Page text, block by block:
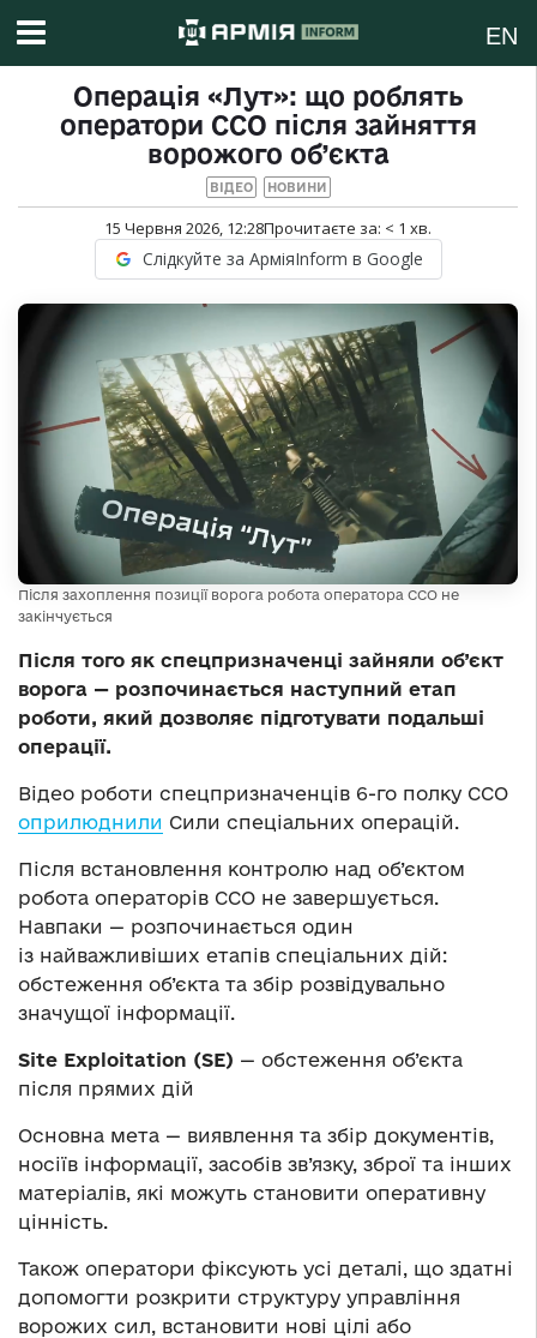
EN
Операція «Лут»: що роблять
оператори ССО після зайняття
ворожого об’єкта
ВІДЕО НОВИНИ
15 Червня 2026, 12:28Прочитаєте за: < 1 хв.
Слідкуйте за АрміяInform в Google
Після захоплення позиції ворога робота оператора ССО не
закінчується
Після того як спецпризначенці зайняли об’єкт
ворога — розпочинається наступний етап
роботи, який дозволяє підготувати подальші
операції.
Відео роботи спецпризначенців 6-го полку ССО
оприлюднили Сили спеціальних операцій.
Після встановлення контролю над об’єктом
робота операторів ССО не завершується.
Навпаки — розпочинається один
із найважливіших етапів спеціальних дій:
обстеження об’єкта та збір розвідувально
значущої інформації.
Site Exploitation (SE) — обстеження об’єкта
після прямих дій
Основна мета — виявлення та збір документів,
носіїв інформації, засобів зв’язку, зброї та інших
матеріалів, які можуть становити оперативну
цінність.
Також оператори фіксують усі деталі, що здатні
допомогти розкрити структуру управління
ворожих сил, встановити нові цілі або